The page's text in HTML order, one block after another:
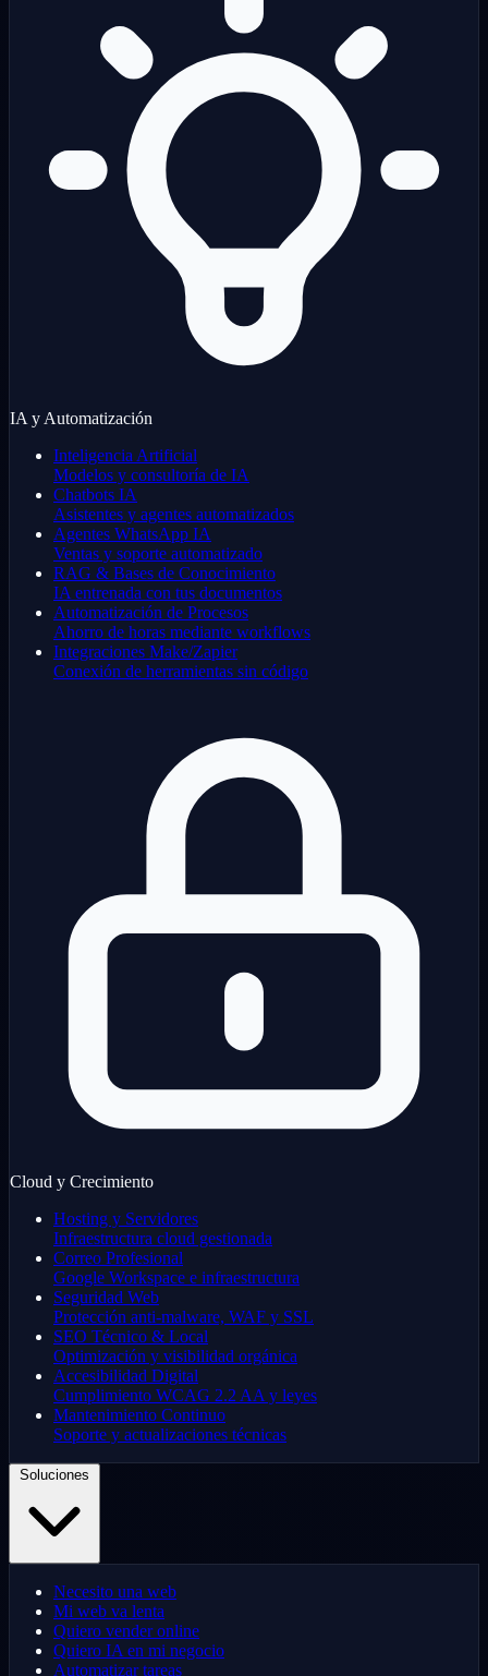
IA y Automatización
Inteligencia Artificial
Modelos y consultoría de IA
Chatbots IA
Asistentes y agentes automatizados
Agentes WhatsApp IA
Ventas y soporte automatizado
RAG & Bases de Conocimiento
IA entrenada con tus documentos
Automatización de Procesos
Ahorro de horas mediante workflows
Integraciones Make/Zapier
Conexión de herramientas sin código
Cloud y Crecimiento
Hosting y Servidores
Infraestructura cloud gestionada
Correo Profesional
Google Workspace e infraestructura
Seguridad Web
Protección anti-malware, WAF y SSL
SEO Técnico & Local
Optimización y visibilidad orgánica
Accesibilidad Digital
Cumplimiento WCAG 2.2 AA y leyes
Mantenimiento Continuo
Soporte y actualizaciones técnicas
Necesito una web
Mi web va lenta
Quiero vender online
Quiero IA en mi negocio
Automatizar tareas